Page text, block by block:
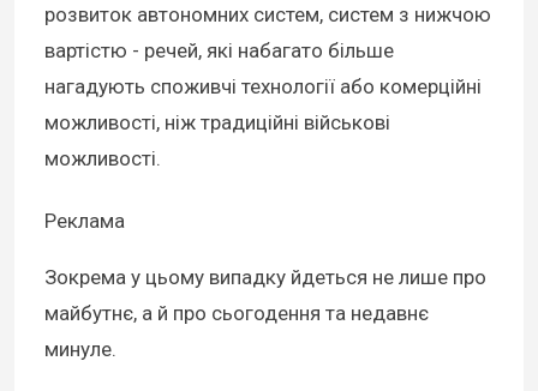
розвиток автономних систем, систем з нижчою
вартістю - речей, які набагато більше
нагадують споживчі технології або комерційні
можливості, ніж традиційні військові
можливості.
Реклама
Зокрема у цьому випадку йдеться не лише про
майбутнє, а й про сьогодення та недавнє
минуле.